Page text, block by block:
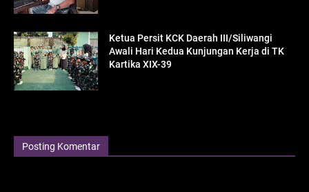
Ketua Persit KCK Daerah III/Siliwangi
Awali Hari Kedua Kunjungan Kerja di TK
Kartika XIX-39
Posting Komentar